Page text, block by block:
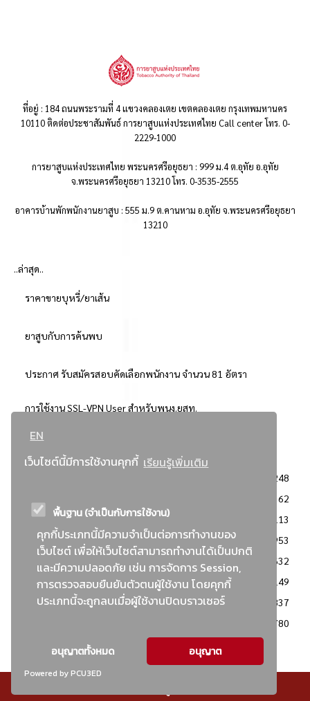
EN
เว็บไซต์นี้มีการใช้งานคุกกี้ เรียนรู้เพิ่มเติม
พื้นฐาน (จำเป็นกับการใช้งาน)
คุกกี้ประเภทนี้มีความจำเป็นต่อการทำงานของ
เว็บไซต์ เพื่อให้เว็บไซต์สามารถทำงานได้เป็นปกติ
และมีความปลอดภัย เช่น การจัดการ Session,
การตรวจสอบยืนยันตัวตนผู้ใช้งาน โดยคุกกี้
ประเภทนี้จะถูกลบเมื่อผู้ใช้งานปิดบราวเซอร์
อนุญาตทั้งหมด อนุญาต
Powered by PCU3ED
ที่อยู่ : 184 ถนนพระรามที่ 4 แขวงคลองเตย เขตคลองเตย กรุงเทพมหานคร
10110 ติดต่อประชาสัมพันธ์ การยาสูบแห่งประเทศไทย Call center โทร. 0-
2229-1000
การยาสูบแห่งประเทศไทย พระนครศรีอยุธยา : 999 ม.4 ต.อุทัย อ.อุทัย
จ.พระนครศรีอยุธยา 13210 โทร. 0-3535-2555
อาคารบ้านพักพนักงานยาสูบ : 555 ม.9 ต.คานหาม อ.อุทัย จ.พระนครศรีอยุธยา
13210
..ล่าสุด..
ราคาขายบุหรี่/ยาเส้น
ยาสูบกับการค้นพบ
ประกาศ รับสมัครสอบคัดเลือกพนักงาน จำนวน 81 อัตรา
การใช้งาน SSL-VPN User สำหรับพนง.ยสท.
..ยอดนิยม..
3248
2362
: วิธีเฉพาะเจาะจง
2113
ข่าวสาร/ประกาศ
1953
: เอกสารส่งเสริมความโปร่งใสในการจัดซื้อจัดจ้าง
1632
ข่าวสารจัดซื้อจัดจ้าง
1149
: แผนการจัดซื้อจัดจ้าง
837
780